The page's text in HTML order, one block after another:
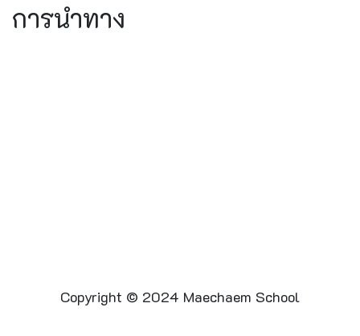
การนำทาง
Copyright © 2024 Maechaem School